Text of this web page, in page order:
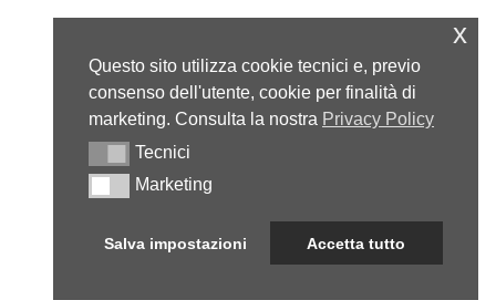
Questo sito utilizza cookie tecnici e, previo
consenso dell'utente, cookie per finalità di
marketing. Consulta la nostra Privacy Policy
TecniciTecnici
MarketingMarketing
Salva impostazioni Accetta tutto
x